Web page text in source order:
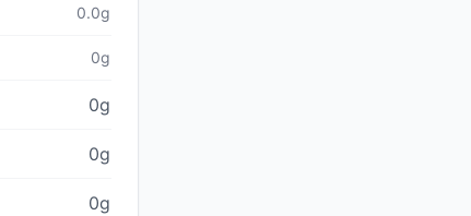
0.0g
0g
0g
0g
0g